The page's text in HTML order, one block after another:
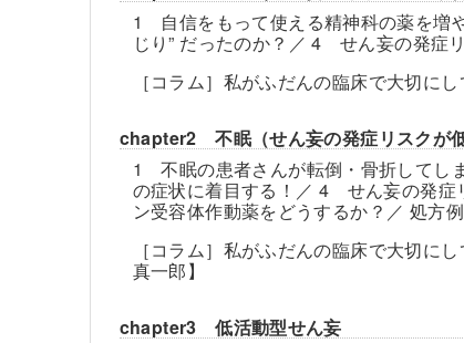
1 自信をもって使える精神科の薬を増
じり” だったのか？／ 4 せん妄の発症
［コラム］私がふだんの臨床で大切に
chapter2 不眠（せん妄の発症リスクが低
1 不眠の患者さんが転倒・骨折してし
の症状に着目する！／ 4 せん妄の発症
ン受容体作動薬をどうするか？／ 処方
［コラム］私がふだんの臨床で大切に
真一郎】
chapter3 低活動型せん妄